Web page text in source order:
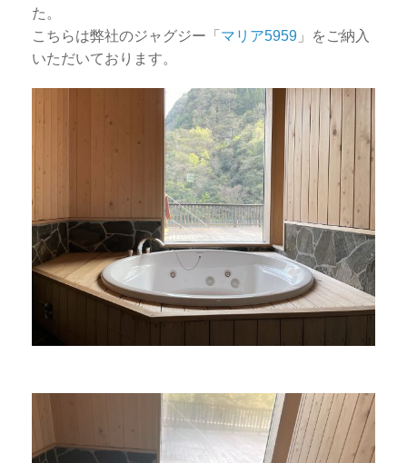
た。
こちらは弊社のジャグジー「 マリア5959 」をご納入
いただいております。